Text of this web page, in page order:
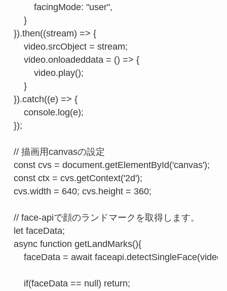
        facingMode: "user",
    }
}).then((stream) => {
    video.srcObject = stream;
    video.onloadeddata = () => {
        video.play();
    }
}).catch((e) => {
    console.log(e);
});
// 描画用canvasの設定
const cvs = document.getElementById('canvas');
const ctx = cvs.getContext('2d');
cvs.width = 640; cvs.height = 360;
// face-apiで顔のランドマークを取得します。
let faceData;
async function getLandMarks(){
faceData = await
    if(faceData == null) return;